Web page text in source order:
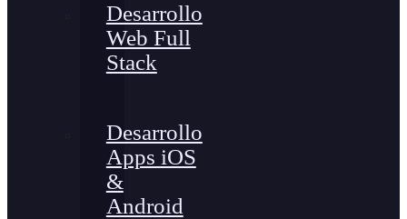
Desarrollo
Web Full
Stack
Desarrollo
Apps iOS
&
Android